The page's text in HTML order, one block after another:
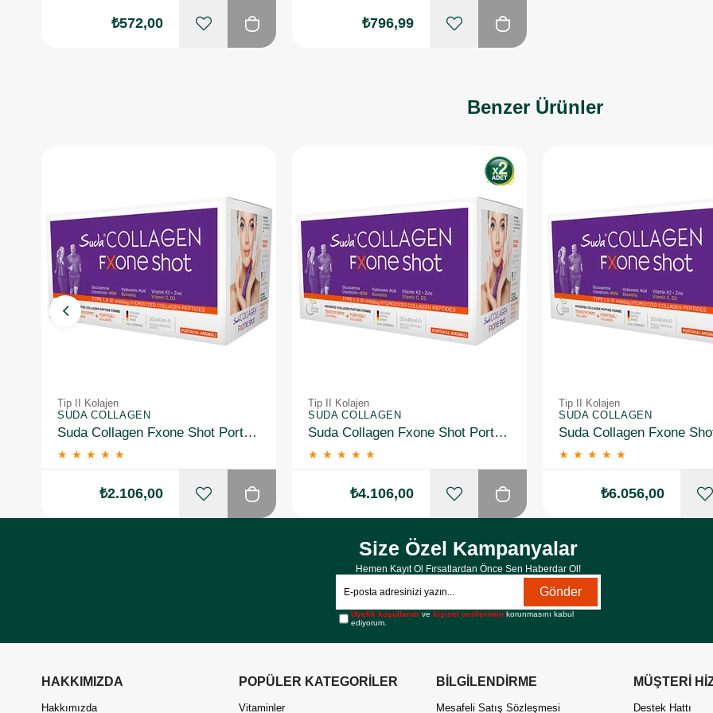
₺572,00 ₺796,99
Benzer Ürünler
Tip II Kolajen
SUDA COLLAGEN
Suda Collagen Fxone Shot Portakal 30 x 40 ml
★ ★ ★ ★ ★
₺2.106,00
Tip II Kolajen
SUDA COLLAGEN
Suda Collagen Fxone Shot Portakal 30 x 40 ml 2 Adet
★ ★ ★ ★ ★
₺4.106,00
Tip II Kolajen
SUDA COLLAGEN
★ ★ ★ ★ ★
₺6.056,00
Size Özel Kampanyalar
Hemen Kayıt Ol Fırsatlardan Önce Sen Haberdar Ol!
Gönder
Üyelik koşullarını vekişisel verilerimin korunmasını kabul
ediyorum.
HAKKIMIZDA
Hakkımızda
POPÜLER KATEGORİLER
Vitaminler
BİLGİLENDİRME
Mesafeli Satış Sözleşmesi
MÜŞTERİ
Destek Hattı